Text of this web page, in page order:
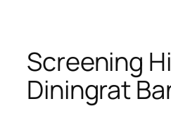
Screening
Diningrat